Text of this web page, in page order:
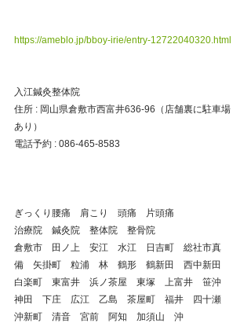
https://ameblo.jp/bboy-irie/entry-12722040320.html
入江鍼灸整体院
住所 : 岡山県倉敷市西富井636-96（店舗裏に駐車場
あり）
電話予約 : 086-465-8583
ぎっくり腰痛　肩こり　頭痛　片頭痛
治療院　鍼灸院　整体院　整骨院
倉敷市　田ノ上　安江　水江　日吉町　総社市真
備　矢掛町　粒浦　林　鶴形　鶴新田　西中新田
白楽町　東富井　浜ノ茶屋　東塚　上富井　笹沖
神田　下庄　広江　乙島　茶屋町　福井　四十瀬
沖新町　清音　宮前　阿知　加須山　沖